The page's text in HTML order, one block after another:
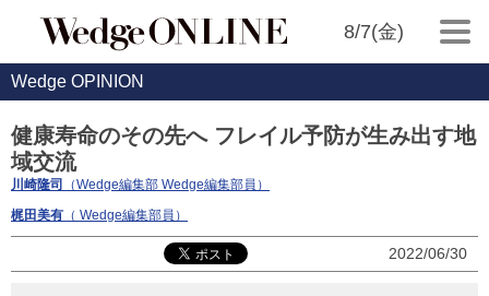
8/7(金)
Wedge OPINION
健康寿命のその先へ フレイル予防が生み出す地
域交流
川崎隆司
（Wedge編集部 Wedge編集部員）
梶田美有 （ Wedge編集部員）
2022/06/30